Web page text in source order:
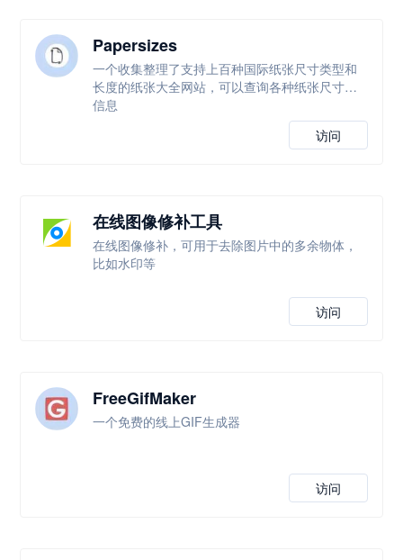
Papersizes
一个收集整理了支持上百种国际纸张尺寸类型和
长度的纸张大全网站，可以查询各种纸张尺寸等
信息
访问
在线图像修补工具
在线图像修补，可用于去除图片中的多余物体，
比如水印等
访问
FreeGifMaker
一个免费的线上GIF生成器
访问